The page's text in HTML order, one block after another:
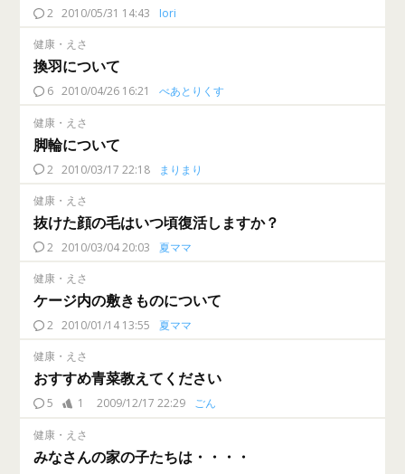
2 2010/05/31 14:43 Iori
健康・えさ
換羽について
6 2010/04/26 16:21 べあとりくす
健康・えさ
脚輪について
2 2010/03/17 22:18 まりまり
健康・えさ
抜けた顔の毛はいつ頃復活しますか？
2 2010/03/04 20:03 夏ママ
健康・えさ
ケージ内の敷きものについて
2 2010/01/14 13:55 夏ママ
健康・えさ
おすすめ青菜教えてください
5 1 2009/12/17 22:29 ごん
健康・えさ
みなさんの家の子たちは・・・・